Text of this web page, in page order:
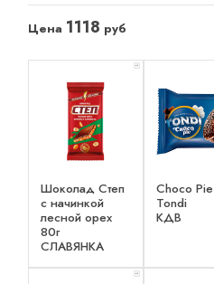
Цена 1118 руб
x 1
Шоколад Степ
с начинкой
лесной орех
80г
СЛАВЯНКА
Choco Pie
Tondi
КДВ
x 1